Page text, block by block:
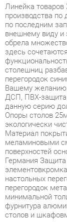
внешнему виду и
обрела
здесь сочетаются
столешниц
перегородок
Вашему желанию.
ДСП, ПВХ-защита
данную серию
Опоры столов
экологически
Материал
меламиновыми
поверхностей
Германия Защита
настольных
перегородок
минимальной
фурнитура
столов и
диапазон
тумбфолдинг 12